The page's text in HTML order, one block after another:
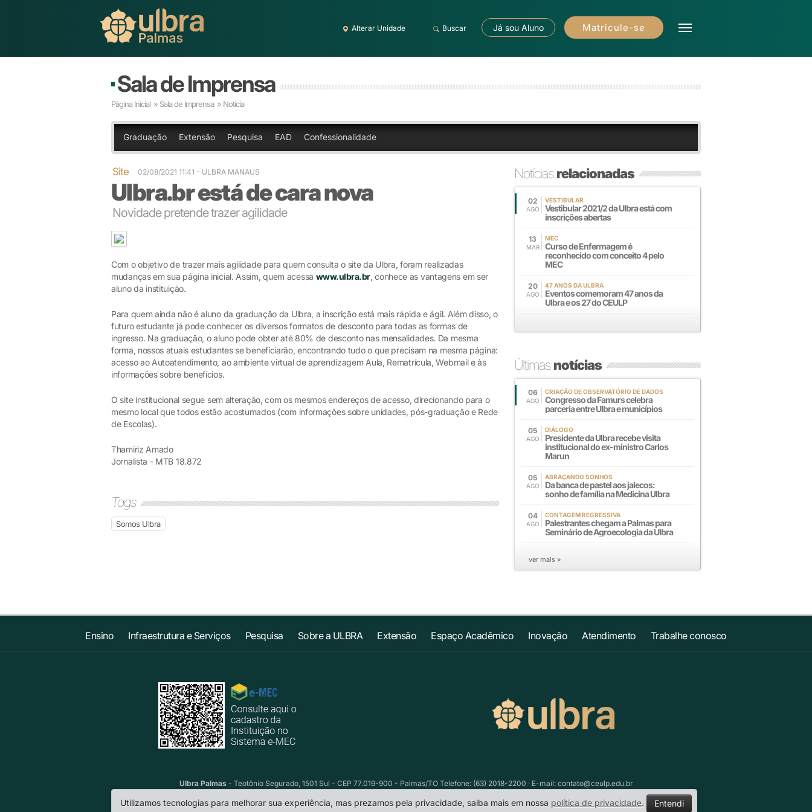
Alterar Unidade Buscar Já sou Aluno Matricule-se
Sala de Imprensa
Página Inicial » Sala de Imprensa » Notícia
Graduação Extensão Pesquisa EAD Confessionalidade
Site 02/08/2021 11:41 - ULBRA MANAUS
Ulbra.br está de cara nova
Novidade pretende trazer agilidade
Com o objetivo de trazer mais agilidade para quem consulta o site da Ulbra, foram realizadas
mudanças em sua página inicial. Assim, quem acessa www.ulbra.br, conhece as vantagens em ser
aluno da instituição.
Para quem ainda não é aluno da graduação da Ulbra, a inscrição está mais rápida e ágil. Além disso, o
futuro estudante já pode conhecer os diversos formatos de desconto para todas as formas de
ingresso. Na graduação, o aluno pode obter até 80% de desconto nas mensalidades. Da mesma
forma, nossos atuais estudantes se beneficiarão, encontrando tudo o que precisam na mesma página:
acesso ao Autoatendimento, ao ambiente virtual de aprendizagem Aula, Rematrícula, Webmail e às
informações sobre benefícios.
O site institucional segue sem alteração, com os mesmos endereços de acesso, direcionando para o
mesmo local que todos estão acostumados (com informações sobre unidades, pós-graduação e Rede
de Escolas).
Thamiriz Amado
Jornalista - MTB 18.872
Tags
Somos Ulbra
Notíciasrelacionadas
02
AGO
VESTIBULAR
Vestibular 2021/2 da Ulbra está com
inscrições abertas
13
MAR
MEC
Curso de Enfermagem é
reconhecido com conceito 4 pelo
MEC
20
AGO
47 ANOS DA ULBRA
Eventos comemoram 47 anos da
Ulbra e os 27 do CEULP
Últimasnotícias
06
AGO
CRIAÇÃO DE OBSERVATÓRIO DE DADOS
Congresso da Famurs celebra
parceria entre Ulbra e municípios
05
AGO
DIÁLOGO
Presidente da Ulbra recebe visita
institucional do ex-ministro Carlos
Marun
05
AGO
ABRAÇANDO SONHOS
Da banca de pastel aos jalecos:
sonho de família na Medicina Ulbra
04
AGO
CONTAGEM REGRESSIVA
Palestrantes chegam a Palmas para
Seminário de Agroecologia da Ulbra
ver mais »
Ensino Infraestrutura e Serviços Pesquisa Sobre a ULBRA Extensão Espaço Acadêmico Inovação Atendimento Trabalhe conosco
Ulbra Palmas- Teotônio Segurado, 1501 Sul - CEP 77.019-900 - Palmas/TO Telefone: (63) 2018-2200 · E-mail: contato@ceulp.edu.br
Utilizamos tecnologias para melhorar sua experiência, mas prezamos pela privacidade, saiba mais em nossa política de privacidade. Entendi